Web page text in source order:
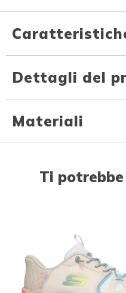
Dettagli del
Materiali
Ti